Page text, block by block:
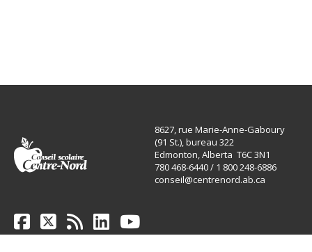
8627, rue Marie-Anne-Gaboury
(91 St.), bureau 322
Edmonton, Alberta T6C 3N1
780 468-6440 / 1 800 248-6886
conseil@centrenord.ab.ca